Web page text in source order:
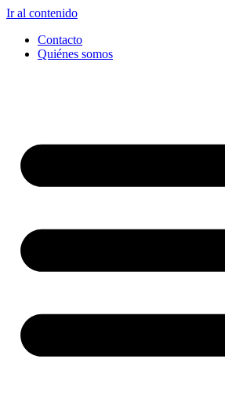
Ir al contenido
Contacto
Quiénes somos